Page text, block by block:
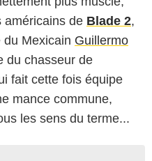
américains de Blade 2,
du Mexicain Guillermo
du chasseur de
fait cette fois équipe
mance commune,
les sens du terme...